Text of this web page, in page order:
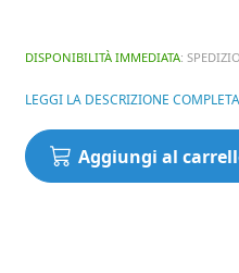
DISPONIBILITÀ IMMEDIATA:
LEGGI LA DESCRIZIONE COMPLETA
Attrattore
liquido
Aggiungi al